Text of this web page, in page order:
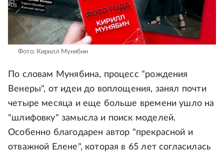
Фото: Кирилл Мунябин
По словам Мунябина, процесс "рождения
Венеры", от идеи до воплощения, занял почти
четыре месяца и еще больше времени ушло на
"шлифовку" замысла и поиск моделей.
Особенно благодарен автор "прекрасной и
отважной Елене", которая в 65 лет согласилась